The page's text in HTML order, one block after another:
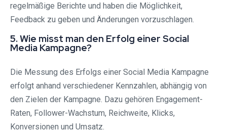
regelmäßige Berichte und haben die Möglichkeit,
Feedback zu geben und Änderungen vorzuschlagen.
5. Wie misst man den Erfolg einer Social
Media Kampagne?
Die Messung des Erfolgs einer Social Media Kampagne
erfolgt anhand verschiedener Kennzahlen, abhängig von
den Zielen der Kampagne. Dazu gehören Engagement-
Raten, Follower-Wachstum, Reichweite, Klicks,
Konversionen und Umsatz.